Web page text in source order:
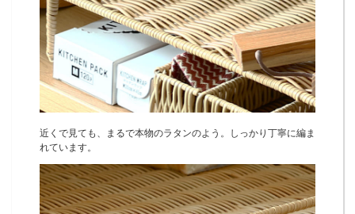
近くで見ても、まるで本物のラタンのよう。しっかり丁寧に編ま
れています。